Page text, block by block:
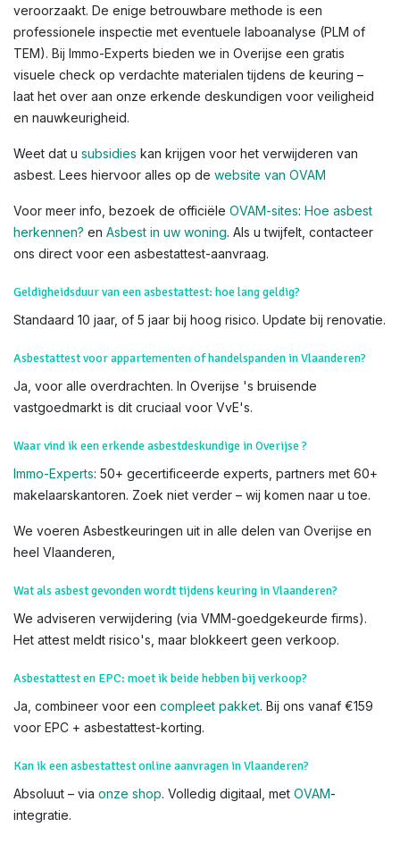
veroorzaakt. De enige betrouwbare methode is een
professionele inspectie met eventuele laboanalyse (PLM of
TEM). Bij Immo-Experts bieden we in Overijse een gratis
visuele check op verdachte materialen tijdens de keuring –
laat het over aan onze erkende deskundigen voor veiligheid
en nauwkeurigheid.
Weet dat u subsidies kan krijgen voor het verwijderen van
asbest. Lees hiervoor alles op de website van OVAM
Voor meer info, bezoek de officiële OVAM-sites: Hoe asbest
herkennen? en Asbest in uw woning. Als u twijfelt, contacteer
ons direct voor een asbestattest-aanvraag.
Geldigheidsduur van een asbestattest: hoe lang geldig?
Standaard 10 jaar, of 5 jaar bij hoog risico. Update bij renovatie.
Asbestattest voor appartementen of handelspanden in Vlaanderen?
Ja, voor alle overdrachten. In Overijse 's bruisende
vastgoedmarkt is dit cruciaal voor VvE's.
Waar vind ik een erkende asbestdeskundige in Overijse ?
Immo-Experts: 50+ gecertificeerde experts, partners met 60+
makelaarskantoren. Zoek niet verder – wij komen naar u toe.
We voeren Asbestkeuringen uit in alle delen van Overijse en
heel Vlaanderen,
Wat als asbest gevonden wordt tijdens keuring in Vlaanderen?
We adviseren verwijdering (via VMM-goedgekeurde firms).
Het attest meldt risico's, maar blokkeert geen verkoop.
Asbestattest en EPC: moet ik beide hebben bij verkoop?
Ja, combineer voor een compleet pakket. Bij ons vanaf €159
voor EPC + asbestattest-korting.
Kan ik een asbestattest online aanvragen in Vlaanderen?
Absoluut – via onze shop. Volledig digitaal, met OVAM-
integratie.